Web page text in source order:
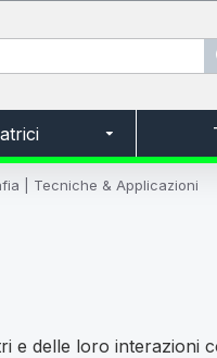
| Tecniche & Applicazioni
e delle loro interazioni